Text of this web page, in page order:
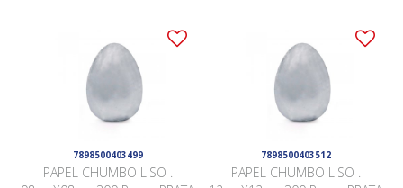
7898500403499
PAPEL CHUMBO LISO .
7898500403512
PAPEL CHUMBO LISO .